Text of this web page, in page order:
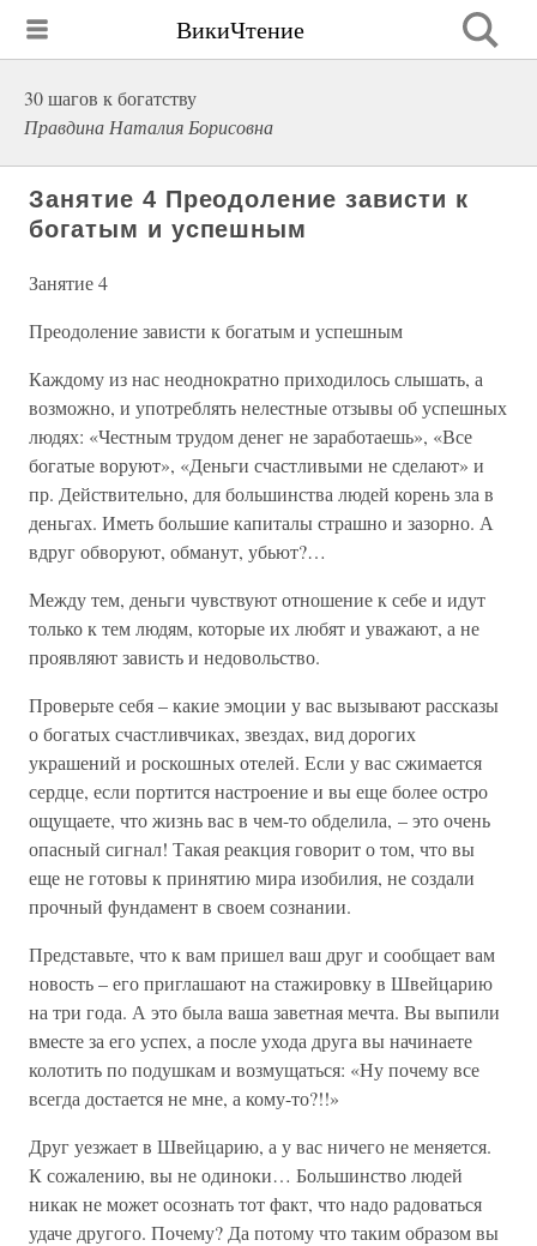
ВикиЧтение
30 шагов к богатству
Правдина Наталия Борисовна
Занятие 4 Преодоление зависти к
богатым и успешным
Занятие 4
Преодоление зависти к богатым и успешным
Каждому из нас неоднократно приходилось слышать, а
возможно, и употреблять нелестные отзывы об успешных
людях: «Честным трудом денег не заработаешь», «Все
богатые воруют», «Деньги счастливыми не сделают» и
пр. Действительно, для большинства людей корень зла в
деньгах. Иметь большие капиталы страшно и зазорно. А
вдруг обворуют, обманут, убьют?…
Между тем, деньги чувствуют отношение к себе и идут
только к тем людям, которые их любят и уважают, а не
проявляют зависть и недовольство.
Проверьте себя – какие эмоции у вас вызывают рассказы
о богатых счастливчиках, звездах, вид дорогих
украшений и роскошных отелей. Если у вас сжимается
сердце, если портится настроение и вы еще более остро
ощущаете, что жизнь вас в чем-то обделила, – это очень
опасный сигнал! Такая реакция говорит о том, что вы
еще не готовы к принятию мира изобилия, не создали
прочный фундамент в своем сознании.
Представьте, что к вам пришел ваш друг и сообщает вам
новость – его приглашают на стажировку в Швейцарию
на три года. А это была ваша заветная мечта. Вы выпили
вместе за его успех, а после ухода друга вы начинаете
колотить по подушкам и возмущаться: «Ну почему все
всегда достается не мне, а кому-то?!!»
Друг уезжает в Швейцарию, а у вас ничего не меняется.
К сожалению, вы не одиноки… Большинство людей
никак не может осознать тот факт, что надо радоваться
удаче другого. Почему? Да потому что таким образом вы